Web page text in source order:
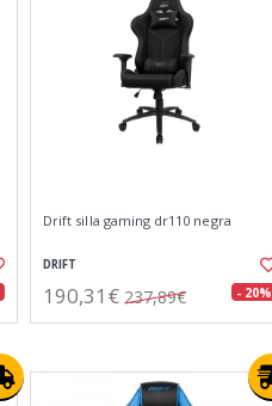
Drift silla gaming dr110 negra
DRIFT
190,31€ 237,89€ - 20%